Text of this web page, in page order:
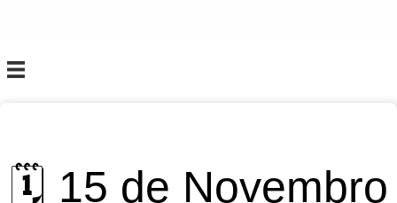
🗓️ 15 de Novembro